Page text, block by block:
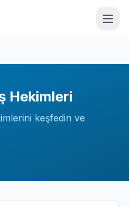
Hekimleri
keşfedin ve